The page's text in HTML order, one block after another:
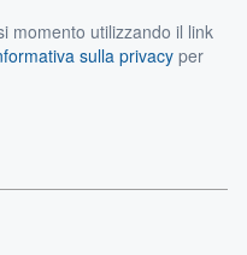
momento utilizzando il link
sulla privacy per